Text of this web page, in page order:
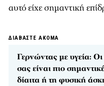
αυτό είχε σημαντική
ΔΙΑΒΑΣΤΕ ΑΚΟΜΑ
Γερνώντας με υγεία: Οι
σας είναι πιο
δίαιτα ή τη φυσική